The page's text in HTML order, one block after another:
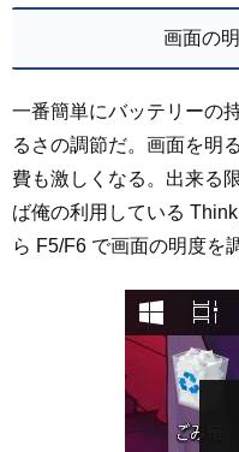
画面の
一番簡単にバッテリーの
るさの調節だ。画面を明
費も激しくなる。出来る
ば俺の利用している
ら F5/F6 で画面の明度を